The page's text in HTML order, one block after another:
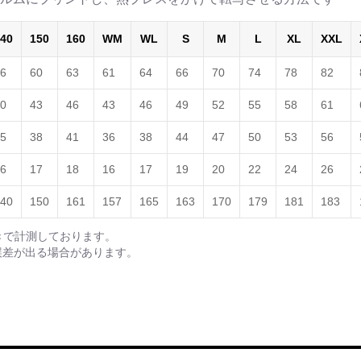
150 160 WM WL S M L XL XXL
60 63 61 64 66 70 74 78 82
43 46 43 46 49 52 55 58 61
38 41 36 38 44 47 50 53 56
17 18 16 17 19 20 22 24 26
150 161 157 165 163 170 179 181 183
計測しております。
が出る場合があります。